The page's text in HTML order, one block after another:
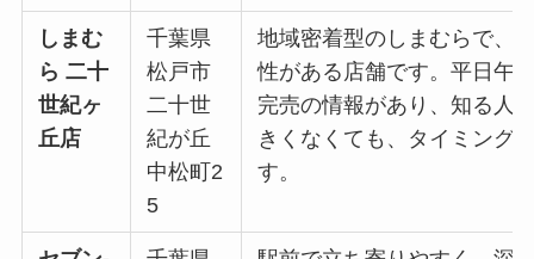
しまむ
ら 二十
世紀ヶ
丘店
千葉県
松戸市
二十世
紀が丘
中松町2
5
地域密着型のしまむらで、
性がある店舗です。平日午
完売の情報があり、知る人
きくなくても、タイミング
す。